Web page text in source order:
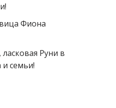
Фиона
Руни в
и семьи!